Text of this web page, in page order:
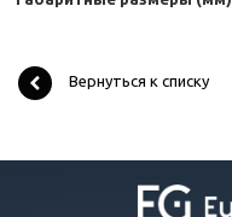
Вернуться к списку